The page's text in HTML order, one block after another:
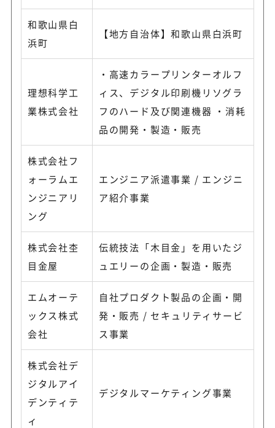
和歌山県白
浜町
【地方自治体】和歌山県白浜町
理想科学工
業株式会社
・高速カラープリンターオルフ
ィス、デジタル印刷機リソグラ
フのハード及び関連機器 ・消耗
品の開発・製造・販売
株式会社フ
ォーラムエ
ンジニアリ
ング
エンジニア派遣事業 / エンジニ
ア紹介事業
株式会社杢
目金屋
伝統技法「木目金」を用いたジ
ュエリーの企画・製造・販売
エムオーテ
ックス株式
会社
自社プロダクト製品の企画・開
発・販売 / セキュリティサービ
ス事業
株式会社デ
ジタルアイ
デンティテ
ィ
デジタルマーケティング事業